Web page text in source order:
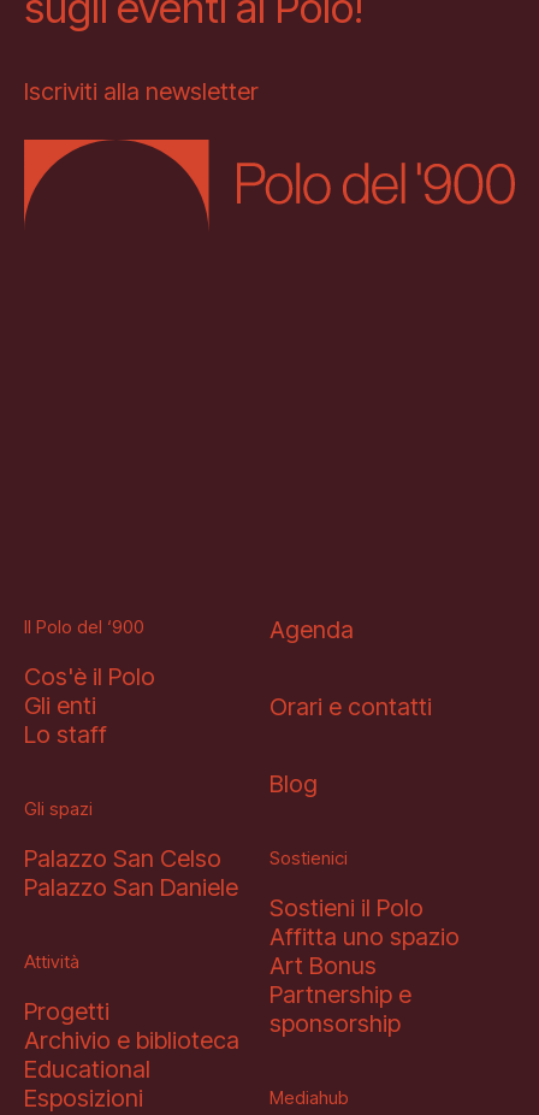
Iscriviti alla newsletter
Il Polo del ‘900
Cos'è il Polo
Gli enti
Lo staff
Gli spazi
Palazzo San Celso
Palazzo San Daniele
Attività
Progetti
Archivio e biblioteca
Educational
Esposizioni
Agenda
Orari e contatti
Blog
Sostienici
Sostieni il Polo
Affitta uno spazio
Art Bonus
Partnership e
sponsorship
Mediahub